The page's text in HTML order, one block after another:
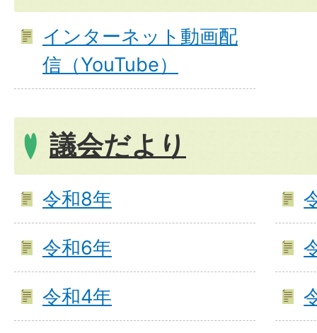
インターネット動画配
信（YouTube）
議会だより
令和8年
令和6年
令和4年